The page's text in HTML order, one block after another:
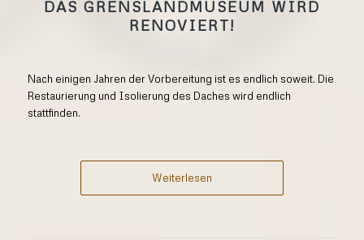
DAS GRENSLANDMUSEUM WIRD
RENOVIERT!
Nach einigen Jahren der Vorbereitung ist es endlich soweit. Die
Restaurierung und Isolierung des Daches wird endlich
stattfinden.
Weiterlesen